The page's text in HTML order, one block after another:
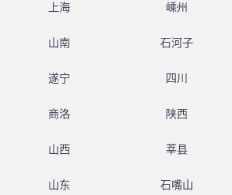
上海 嵊州
山南 石河子
遂宁 四川
商洛 陕西
山西 莘县
山东 石嘴山